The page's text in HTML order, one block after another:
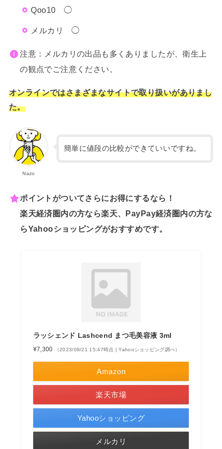
Qoo10 ◯
メルカリ ◯
注意：メルカリの出品も多くありましたが、衛生上
の観点でご注意ください。
オンラインではさまざまなサイトで取り扱いがありまし
た。
Nazo
簡単に値段の比較ができていいですね。
ポイントがついてさらにお得にするなら！
楽天経済圏内の方なら楽天、PayPay経済圏内の方な
らYahooショッピングがおすすめです。
ラッシェンド Lashcend まつ毛美容液 3ml
¥7,300 （2023/08/21 15:47時点 | Yahooショッピング調べ）
Amazon
楽天市場
Yahooショッピング
メルカリ